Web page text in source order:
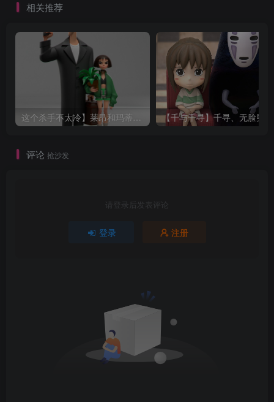
相关推荐
这个杀手不太冷】莱昂和玛蒂尔达
评论 抢沙发
请登录后发表评论
登录 注册